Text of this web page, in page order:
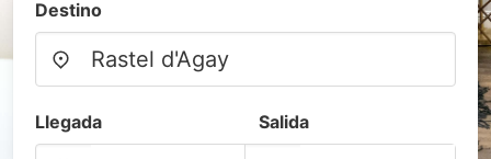
Destino
Llegada Salida